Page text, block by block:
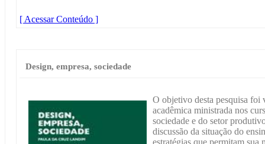
[ Acessar Conteúdo ]
Design, empresa, sociedade
O objetivo desta pesquisa foi
acadêmica ministrada nos
sociedade e do setor
discussão da situação do
estratégias que permitam sua